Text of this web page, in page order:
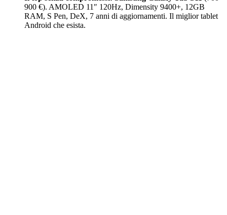
900 €). AMOLED 11″ 120Hz, Dimensity 9400+, 12GB
RAM, S Pen, DeX, 7 anni di aggiornamenti. Il miglior tablet
Android che esista.